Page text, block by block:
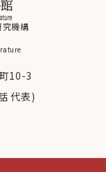
究機構
10-3
代表)